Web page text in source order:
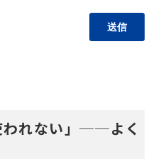
われない」──よく